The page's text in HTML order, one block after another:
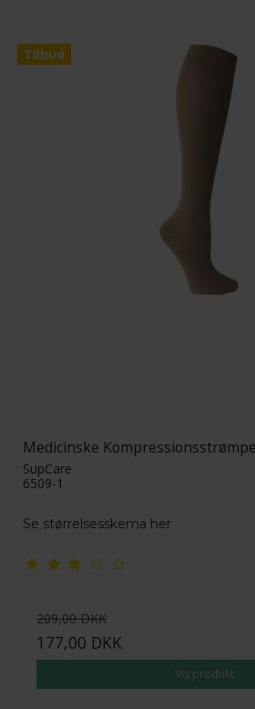
Tilbud
Medicinske
SupCare
6509-1
Se størrelsesskema her
209,00 DKK
177,00 DKK
Vis produkt